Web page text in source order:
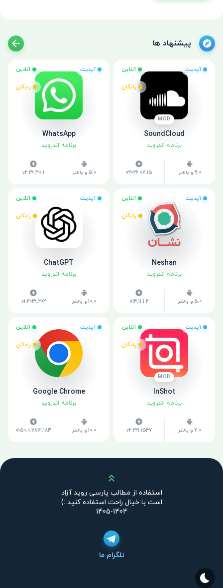
پیشنهاد ها
آپدیت آنلاین
رایگان
MOD
SoundCloud
برنامه اندروید
9.0 و بالاتر v2026.07.15
آپدیت آنلاین
رایگان
WhatsApp
برنامه اندروید
5.0 و بالاتر v2.26.30.1
آپدیت آنلاین
رایگان
Neshan
برنامه اندروید
5.0 و بالاتر v14.11.1.2
آپدیت آنلاین
رایگان
ChatGPT
برنامه اندروید
10.0 و بالاتر v1.2026.202
آپدیت آنلاین
رایگان
MOD
InShot
برنامه اندروید
7.0 و بالاتر v2.221.1547
آپدیت آنلاین
رایگان
Google Chrome
برنامه اندروید
10.0 و بالاتر v150.0.7871.183
بالا
استفاده از مطالب پارسی روید آزاد
است با خیال راحت استفاده کنید :)
1404-1405
تلگرام ما